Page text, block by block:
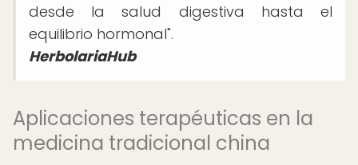
desde la salud digestiva hasta el
equilibrio hormonal".
HerbolariaHub
Aplicaciones terapéuticas en la
medicina tradicional china